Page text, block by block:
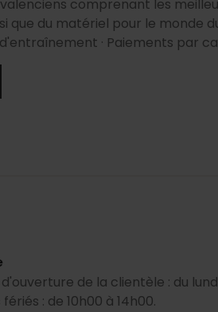
comprenant les
que du matériel pour le monde
· Paiements par
de la clientèle : du
: de 10h00 à 14h00.